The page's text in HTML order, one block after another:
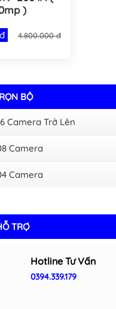
)
4.800.000 đ
BỘ
Camera Trở Lên
Camera
Camera
TRỢ
Hotline Tư Vấn
0394.339.179